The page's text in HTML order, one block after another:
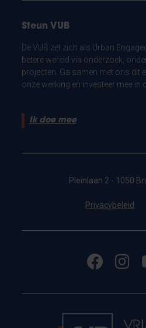
Steun VUB
De VUB zet zich als Urban
betere wereld via onderzoek,
projecten. Ga samen met ons dit
onze werking en investeer mee in
Ik doe mee
Pleinlaan 2 - 1050
Privacybeleid